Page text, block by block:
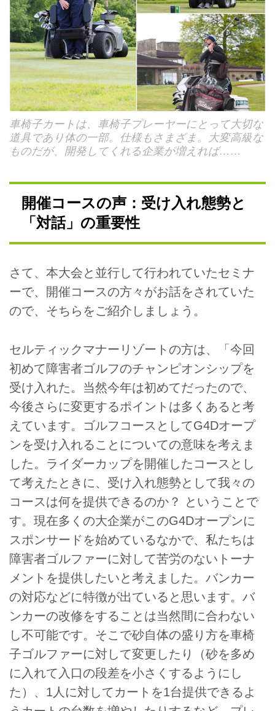
車椅子カートは、車椅子プレーヤーにとって大切な
道具であり体の一部。仕様もさまざま。大変高級な
ものだが、開発してくれる企業が増えれば……
開催コースの声：受け入れ態勢と
「対話」の重要性
さて、本大会と並行して行われていたセミナ
ーで、開催コースの方々がお話をされていた
ので、そちらをご紹介しましょう。
セルティックマナーリゾートの方は、「今回
初めて障害者ゴルフのチャンピオンシップを
受け入れた。当然今年は初めてだったので、
今後さらに変更するポイントは多くあると考
えています。ゴルフコースとしてG4Dオープ
ンを受け入れることについての意味を考えま
した。ライダーカップを開催したコースとし
て考えたときに、受け入れ態勢として我々の
コースは何を提供できるのか？ ということで
す。現在多くの大企業がこのG4Dオープンに
スポンサードを始めているなかで、私たちは
障害者ゴルファーに対して苦労のないトーナ
メントを提供したいと考えました。バンカー
の対応などに特徴が出ていると思います。バ
ンカーの改修をすることは当然間に合わない
し不可能です。そこで砂自体の盛り方を車椅
子ゴルファーに対して変更したり（砂を多め
に入れて入口の段差を小さくするようにし
た）、1人に対してカートを1台提供できるよ